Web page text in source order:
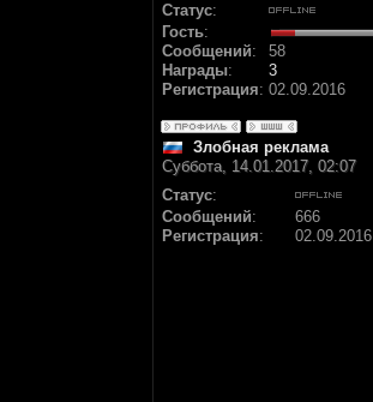
Статус:
Гость:
Сообщений:
58
Награды:
3
Регистрация: 02.09.2016
Злобная реклама
Суббота, 14.01.2017, 02:07
Статус:
Сообщений:
666
Регистрация: 02.09.2016